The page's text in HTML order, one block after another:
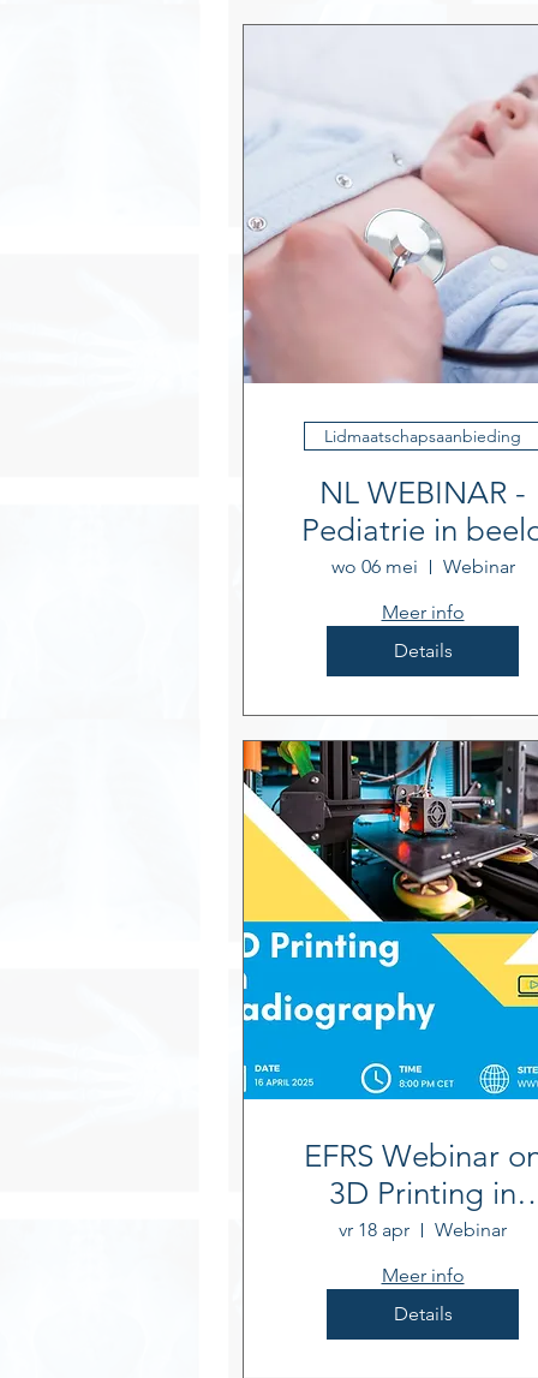
Lidmaatschapsaanbieding
NL WEBINAR -
Pediatrie in
wo 06 mei
Webinar
Meer info
Details
EFRS Webinar
3D Printing in
Radiography
vr 18 apr
Webinar
Meer info
Details